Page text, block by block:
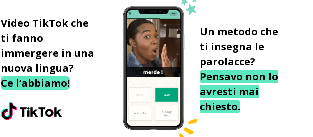
Video TikTok che
ti fanno
immergere in una
nuova lingua?
Ce l’abbiamo!
Un metodo che
ti insegna le
parolacce?
Pensavo non lo
avresti mai
chiesto.